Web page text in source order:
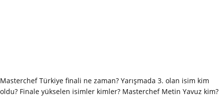
Masterchef Türkiye finali ne zaman? Yarışmada 3. olan isim kim
oldu? Finale yükselen isimler kimler? Masterchef Metin Yavuz kim?